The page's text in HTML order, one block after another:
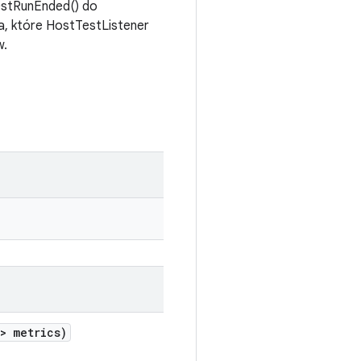
do
które HostTestListener
metrics)